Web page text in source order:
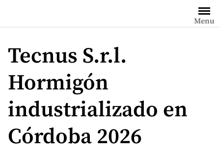
contenido
Menu
Tecnus S.r.l.
Hormigón
industrializado en
Córdoba 2026